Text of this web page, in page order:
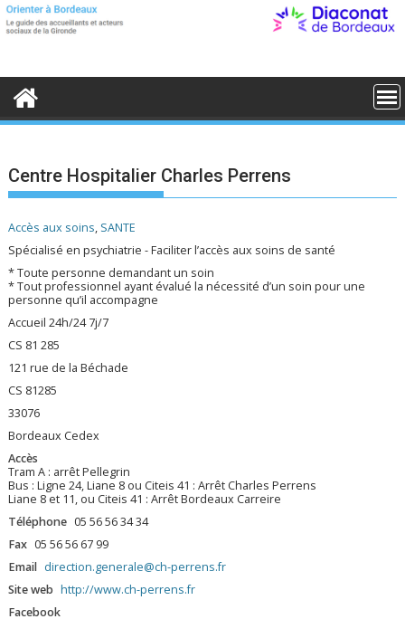
S
t
o
Centre Hospitalier Charles Perrens
Accès aux soins, SANTE
Spécialisé en psychiatrie - Faciliter l’accès aux soins de santé
* Toute personne demandant un soin
* Tout professionnel ayant évalué la nécessité d’un soin pour une
personne qu’il accompagne
Accueil 24h/24 7j/7
CS 81 285
121 rue de la Béchade
CS 81285
33076
Bordeaux Cedex
Accès
Tram A : arrêt Pellegrin
Bus : Ligne 24, Liane 8 ou Citeis 41 : Arrêt Charles Perrens
Liane 8 et 11, ou Citeis 41 : Arrêt Bordeaux Carreire
Téléphone 05 56 56 34 34
Fax 05 56 56 67 99
Email direction.generale@ch-perrens.fr
Site web http://www.ch-perrens.fr
Facebook